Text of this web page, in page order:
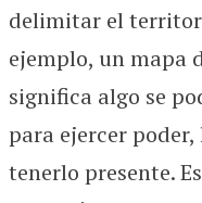
delimitar el
ejemplo, un mapa
significa algo se
para ejercer
tenerlo presente.